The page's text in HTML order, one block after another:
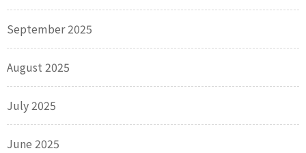
September 2025
August 2025
July 2025
June 2025